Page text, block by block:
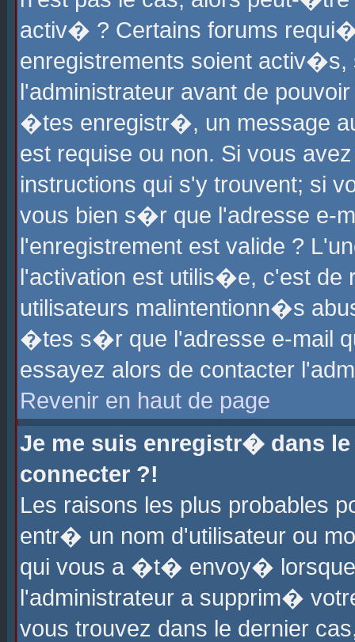
activ� ? Certains forums
enregistrements soient
l'administrateur avant de
�tes enregistr�, un message
est requise ou non. Si vous
instructions qui s'y trouvent; si
vous bien s�r que l'adresse e-
l'enregistrement est valide ?
l'activation est utilis�e, c'est
utilisateurs malintentionn�s
�tes s�r que l'adresse e-mail
essayez alors de contacter
Revenir en haut de page
Je me suis enregistr� dans
connecter ?!
Les raisons les plus probables
entr� un nom d'utilisateur ou
qui vous a �t� envoy�
l'administrateur a supprim�
vous trouvez dans le dernier